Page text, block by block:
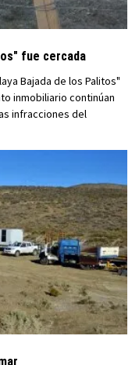
fue cercada
Bajada de los Palitos"
inmobiliario continúan
infracciones del